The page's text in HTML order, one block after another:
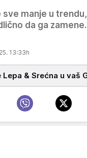
sve manje u
da ga zamene.
13:33h
Lepa & Srećna u vaš